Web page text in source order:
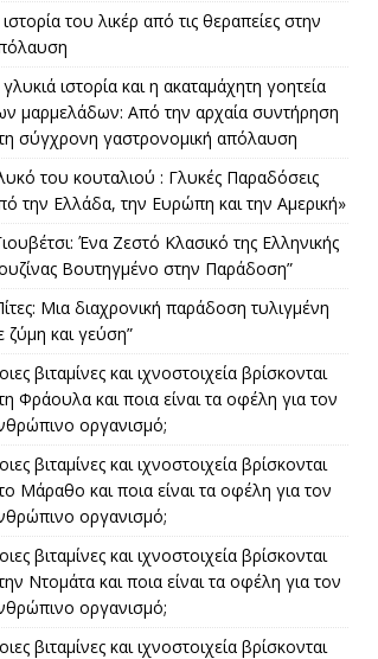
του λικέρ από τις θεραπείες στην
ιστορία και η ακαταμάχητη γοητεία
μαρμελάδων: Από την αρχαία συντήρηση
σύγχρονη γαστρονομική απόλαυση
του κουταλιού : Γλυκές Παραδόσεις
την Ελλάδα, την Ευρώπη και την Αμερική»
Ένα Ζεστό Κλασικό της Ελληνικής
Βουτηγμένο στην Παράδοση”
Μια διαχρονική παράδοση τυλιγμένη
ζύμη και γεύση”
βιταμίνες και ιχνοστοιχεία βρίσκονται
Φράουλα και ποια είναι τα οφέλη για τον
οργανισμό;
βιταμίνες και ιχνοστοιχεία βρίσκονται
Μάραθο και ποια είναι τα οφέλη για τον
οργανισμό;
βιταμίνες και ιχνοστοιχεία βρίσκονται
Ντομάτα και ποια είναι τα οφέλη για τον
οργανισμό;
βιταμίνες και ιχνοστοιχεία βρίσκονται